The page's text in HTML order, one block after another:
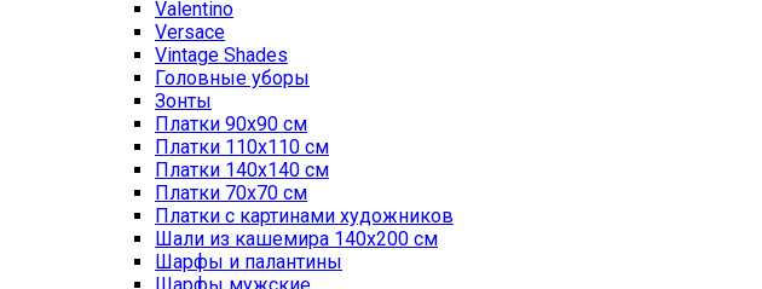
Valentino
Versace
Vintage Shades
Головные уборы
Зонты
Платки 90х90 см
Платки 110х110 см
Платки 140х140 см
Платки 70х70 см
Платки с картинами художников
Шали из кашемира 140х200 см
Шарфы и палантины